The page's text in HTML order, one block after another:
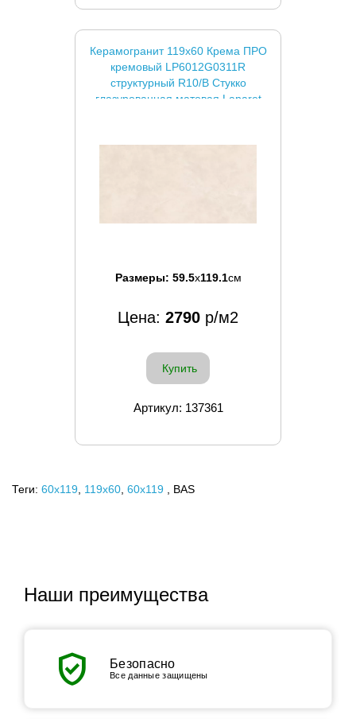
Керамогранит 119x60 Крема ПРО
кремовый LP6012G0311R
структурный R10/B Стукко
глазурованная матовая Laparet
Размеры: 59.5x119.1см
Цена: 2790 р/м2
Купить
Артикул: 137361
Теги: 60x119 119х60 60х119 , BAS
Наши преимущества
verified_user Безопасно
Все данные защищены